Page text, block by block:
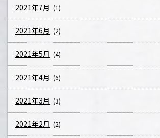
2021年7月 (1)
2021年6月 (2)
2021年5月 (4)
2021年4月 (6)
2021年3月 (3)
2021年2月 (2)